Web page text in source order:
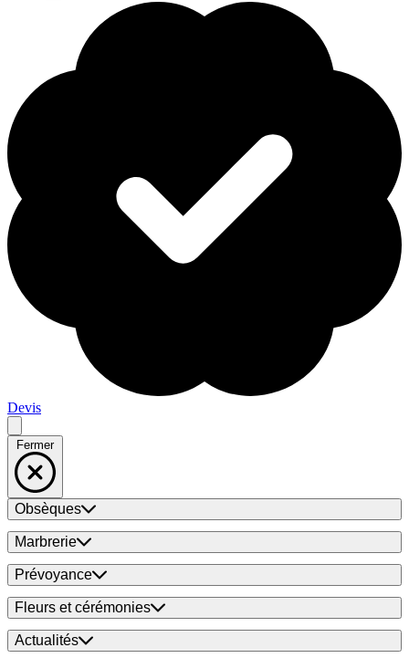
Devis
Fermer
Obsèques
Marbrerie
Prévoyance
Fleurs et cérémonies
Actualités